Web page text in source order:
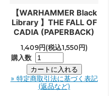
【WARHAMMER Black
Library 】THE FALL OF
CADIA (PAPERBACK)
1,409円(税込1,550円)
購入数
» 特定商取引法に基づく表記
(返品など)